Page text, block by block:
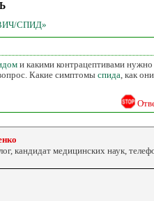
ВИЧ/СПИД»
и какими контрацептивами нужно
Какие симптомы спида, как
кандидат медицинских наук,